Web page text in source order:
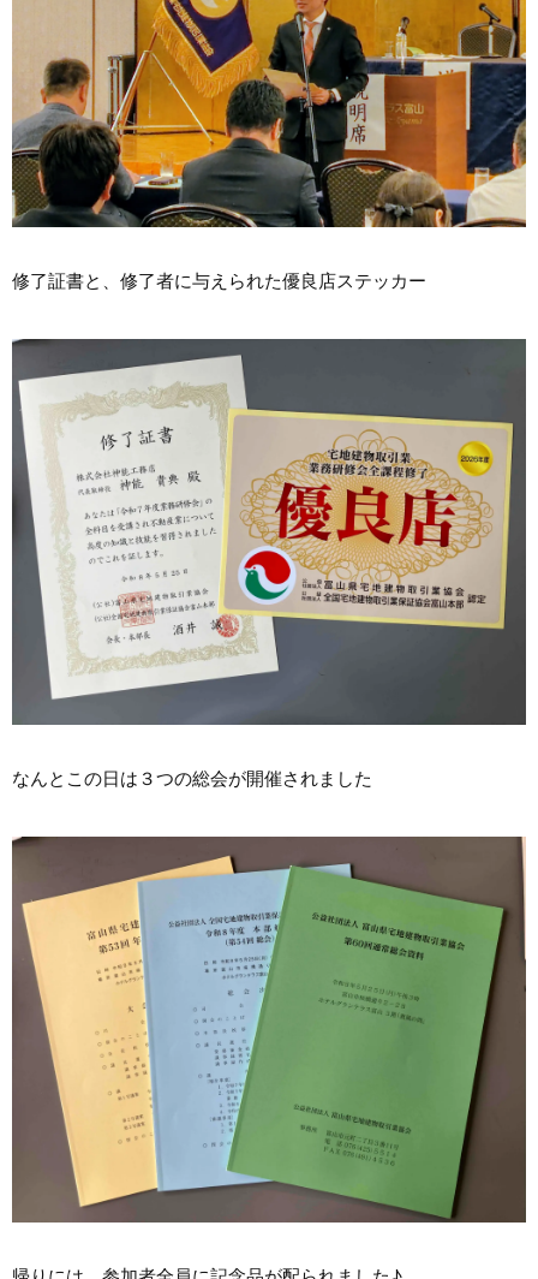
修了証書と、修了者に与えられた優良店ステッカー
なんとこの日は３つの総会が開催されました